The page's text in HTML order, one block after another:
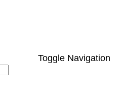
Toggle Navigation